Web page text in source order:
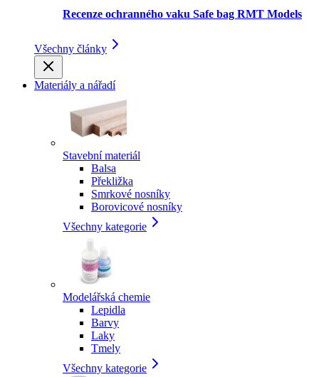
Recenze ochranného vaku Safe bag RMT Models
Všechny články
Materiály a nářadí
Stavební materiál
Balsa
Překližka
Smrkové nosníky
Borovicové nosníky
Všechny kategorie
Modelářská chemie
Lepidla
Barvy
Laky
Tmely
Všechny kategorie